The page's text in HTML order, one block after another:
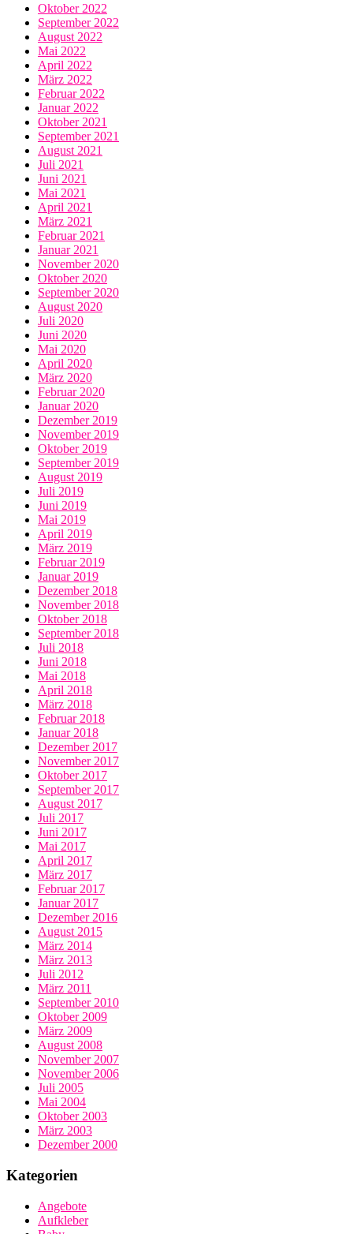
Oktober 2022
September 2022
August 2022
Mai 2022
April 2022
März 2022
Februar 2022
Januar 2022
Oktober 2021
September 2021
August 2021
Juli 2021
Juni 2021
Mai 2021
April 2021
März 2021
Februar 2021
Januar 2021
November 2020
Oktober 2020
September 2020
August 2020
Juli 2020
Juni 2020
Mai 2020
April 2020
März 2020
Februar 2020
Januar 2020
Dezember 2019
November 2019
Oktober 2019
September 2019
August 2019
Juli 2019
Juni 2019
Mai 2019
April 2019
März 2019
Februar 2019
Januar 2019
Dezember 2018
November 2018
Oktober 2018
September 2018
Juli 2018
Juni 2018
Mai 2018
April 2018
März 2018
Februar 2018
Januar 2018
Dezember 2017
November 2017
Oktober 2017
September 2017
August 2017
Juli 2017
Juni 2017
Mai 2017
April 2017
März 2017
Februar 2017
Januar 2017
Dezember 2016
August 2015
März 2014
März 2013
Juli 2012
März 2011
September 2010
Oktober 2009
März 2009
August 2008
November 2007
November 2006
Juli 2005
Mai 2004
Oktober 2003
März 2003
Dezember 2000
Kategorien
Angebote
Aufkleber